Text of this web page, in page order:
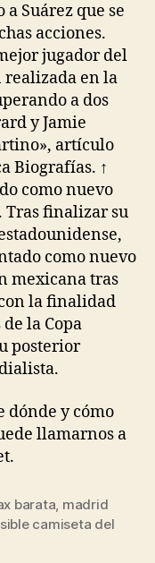
Suárez que se
acciones.
jugador del
realizada en la
a dos
y Jamie
artículo
Biografías. ↑
como nuevo
Tras finalizar su
como nuevo
mexicana tras
la finalidad
la Copa
posterior
dónde y cómo
llamarnos a
barata madrid
camiseta del